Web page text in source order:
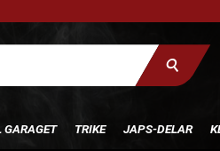
GARAGET TRIKE JAPS-DELAR